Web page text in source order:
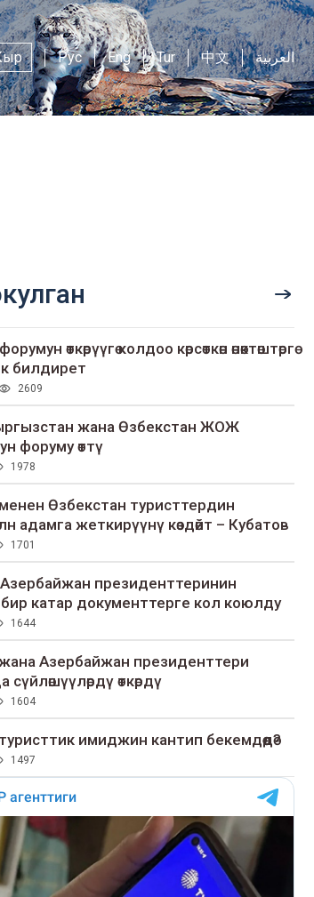
Рус Eng Tur 中文 العربية
өткөрүүгө колдоо көрсөткөн өнөктөштөргө
билдирет
2609
жана Өзбекстан ЖОЖ
форуму өттү
1978
Өзбекстан туристтердин
адамга жеткирүүнү көздөйт – Кубатов
1701
президенттеринин
бир катар документтерге кол коюлду
1644
Азербайжан президенттери
өткөрдү
1604
имиджин кантип бекемдөөдө?
1497